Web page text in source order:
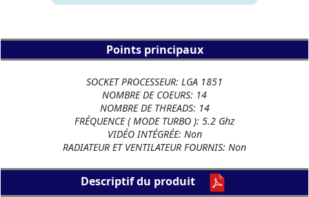
Points principaux
SOCKET PROCESSEUR: LGA 1851
NOMBRE DE COEURS: 14
NOMBRE DE THREADS: 14
FRÉQUENCE ( MODE TURBO ): 5.2 Ghz
VIDÉO INTÉGRÉE: Non
RADIATEUR ET VENTILATEUR FOURNIS: Non
Descriptif du produit